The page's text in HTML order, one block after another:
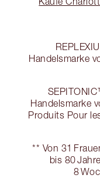
Handelsmarke
Handelsmarke
Produits Pour
** Von 31
bis 80
8